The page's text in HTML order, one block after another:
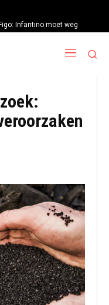
Infantino moet weg